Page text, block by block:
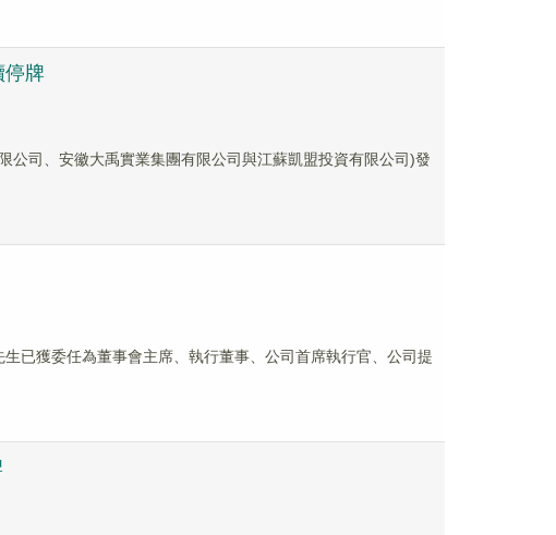
停牌
司、安徽大禹實業集團有限公司與江蘇凱盟投資有限公司)發
已獲委任為董事會主席、執行董事、公司首席執行官、公司提